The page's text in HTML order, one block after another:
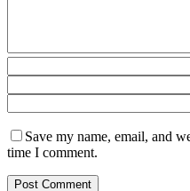
Save my name, email, and
time I comment.